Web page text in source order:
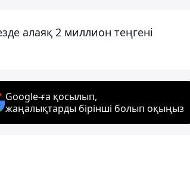
алаяқ 2 миллион теңгені
Google-ға қосылып,
жаңалықтарды бірінші болып оқыңыз